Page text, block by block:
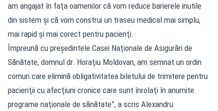
am angajat în faţa oamenilor că vom reduce barierele inutile
din sistem şi că vom construi un traseu medical mai simplu,
mai rapid şi mai corect pentru pacienţi.
Împreună cu preşedintele Casei Naţionale de Asigurări de
Sănătate, domnul dr. Horaţiu Moldovan, am semnat un ordin
comun care elimină obligativitatea biletului de trimitere pentru
pacienţii cu afecţiuni cronice care sunt înrolaţi în anumite
programe naţionale de sănătate”, a scris Alexandru